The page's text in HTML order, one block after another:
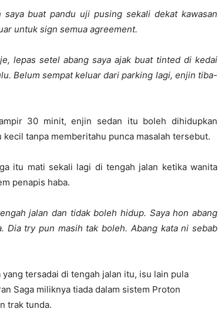
buat pandu uji pusing sekali dekat kawasan
untuk sign semua agreement.
lepas setel abang saya ajak buat tinted di kedai
Belum sempat keluar dari parking lagi, enjin tiba-
30 minit, enjin sedan itu boleh dihidupkan
tanpa memberitahu punca masalah tersebut.
itu mati sekali lagi di tengah jalan ketika wanita
penapis haba.
jalan dan tidak boleh hidup. Saya hon abang
Dia try pun masih tak boleh. Abang kata ni sebab
tersadai di tengah jalan itu, isu lain pula
Saga miliknya tiada dalam sistem Proton
trak tunda.